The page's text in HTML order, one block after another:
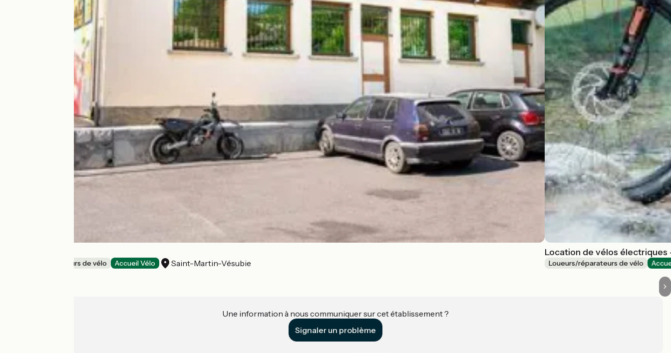
Loueurs/réparateurs de vélo Accueil Vélo Saint-Martin-Vésubie
Location de vélos électriques
Loueurs/réparateurs de vélo
Une information à nous communiquer sur cet établissement ?
Signaler un problème